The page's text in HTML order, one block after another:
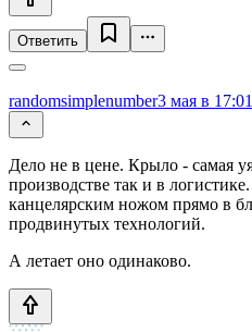
Ответить
randomsimplenumber3 мая в 17:01
Дело не в цене. Крыло - самая
производстве так и в
канцелярским ножом прямо в
продвинутых технологий.
А летает оно одинаково.